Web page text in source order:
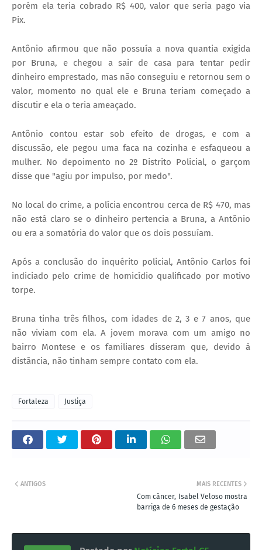
porém ela teria cobrado R$ 400, valor que seria pago via
Pix.
Antônio afirmou que não possuía a nova quantia exigida
por Bruna, e chegou a sair de casa para tentar pedir
dinheiro emprestado, mas não conseguiu e retornou sem o
valor, momento no qual ele e Bruna teriam começado a
discutir e ela o teria ameaçado.
Antônio contou estar sob efeito de drogas, e com a
discussão, ele pegou uma faca na cozinha e esfaqueou a
mulher. No depoimento no 2º Distrito Policial, o garçom
disse que "agiu por impulso, por medo".
No local do crime, a polícia encontrou cerca de R$ 470, mas
não está claro se o dinheiro pertencia a Bruna, a Antônio
ou era a somatória do valor que os dois possuíam.
Após a conclusão do inquérito policial, Antônio Carlos foi
indiciado pelo crime de homicídio qualificado por motivo
torpe.
Bruna tinha três filhos, com idades de 2, 3 e 7 anos, que
não viviam com ela. A jovem morava com um amigo no
bairro Montese e os familiares disseram que, devido à
distância, não tinham sempre contato com ela.
Fortaleza Justiça
MAIS RECENTES
Com câncer, Isabel Veloso mostra
barriga de 6 meses de gestação
ANTIGOS